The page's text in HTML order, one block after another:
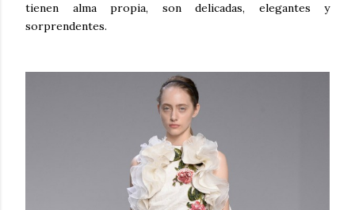
tienen alma propia, son delicadas, elegantes y
sorprendentes.